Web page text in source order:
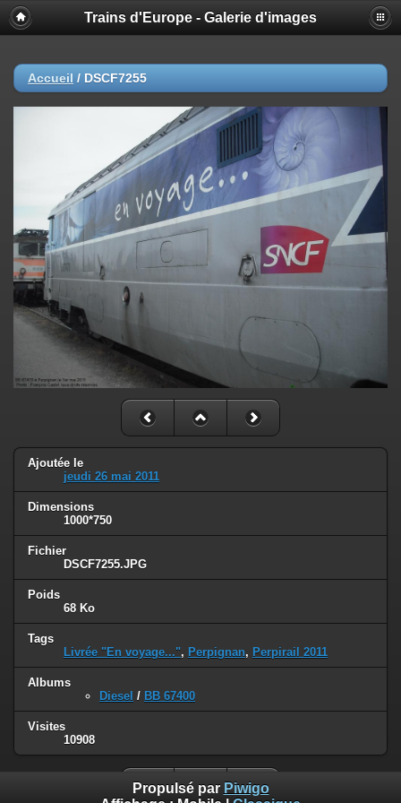
Trains d'Europe - Galerie d'images
Accueil / DSCF7255
Ajoutée le
jeudi 26 mai 2011
Dimensions
1000*750
Fichier
DSCF7255.JPG
Poids
68 Ko
Tags
Livrée "En voyage...", Perpignan, Perpirail 2011
Albums
Diesel / BB 67400
Visites
10908
Propulsé par Piwigo